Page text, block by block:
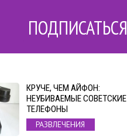
ПОДПИСАТЬСЯ
КРУЧЕ, ЧЕМ АЙФОН:
НЕУБИВАЕМЫЕ СОВЕТСКИЕ
ТЕЛЕФОНЫ
РАЗВЛЕЧЕНИЯ